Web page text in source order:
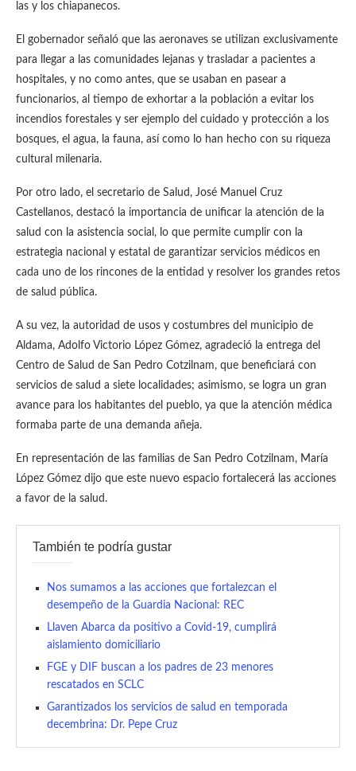
las y los chiapanecos.
El gobernador señaló que las aeronaves se utilizan exclusivamente
para llegar a las comunidades lejanas y trasladar a pacientes a
hospitales, y no como antes, que se usaban en pasear a
funcionarios, al tiempo de exhortar a la población a evitar los
incendios forestales y ser ejemplo del cuidado y protección a los
bosques, el agua, la fauna, así como lo han hecho con su riqueza
cultural milenaria.
Por otro lado, el secretario de Salud, José Manuel Cruz
Castellanos, destacó la importancia de unificar la atención de la
salud con la asistencia social, lo que permite cumplir con la
estrategia nacional y estatal de garantizar servicios médicos en
cada uno de los rincones de la entidad y resolver los grandes retos
de salud pública.
A su vez, la autoridad de usos y costumbres del municipio de
Aldama, Adolfo Victorio López Gómez, agradeció la entrega del
Centro de Salud de San Pedro Cotzilnam, que beneficiará con
servicios de salud a siete localidades; asimismo, se logra un gran
avance para los habitantes del pueblo, ya que la atención médica
formaba parte de una demanda añeja.
En representación de las familias de San Pedro Cotzilnam, María
López Gómez dijo que este nuevo espacio fortalecerá las acciones
a favor de la salud.
También te podría gustar
Nos sumamos a las acciones que fortalezcan el
desempeño de la Guardia Nacional: REC
Llaven Abarca da positivo a Covid-19, cumplirá
aislamiento domiciliario
FGE y DIF buscan a los padres de 23 menores
rescatados en SCLC
Garantizados los servicios de salud en temporada
decembrina: Dr. Pepe Cruz